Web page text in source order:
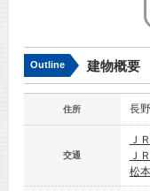
Outline 建物概要
住所 長
交通
Ｊ
Ｊ
松